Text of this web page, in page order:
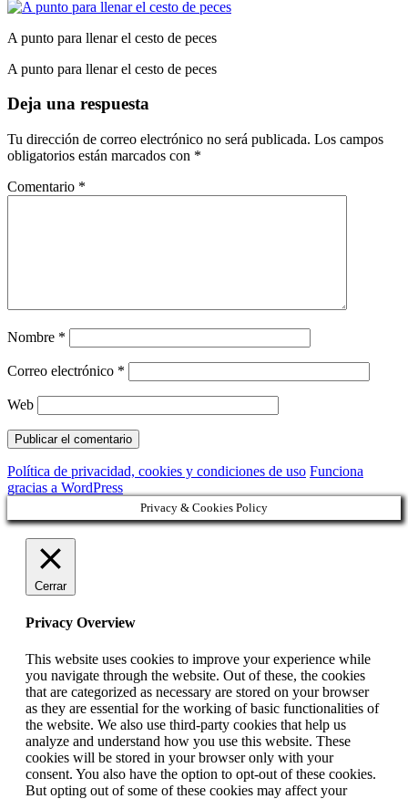
A punto para llenar el cesto de peces
A punto para llenar el cesto de peces
Deja una respuesta
Tu dirección de correo electrónico no será publicada. Los campos
obligatorios están marcados con *
Comentario *
Nombre *
Correo electrónico *
Web
Política de privacidad, cookies y condiciones de uso Funciona
gracias a WordPress
Privacy & Cookies Policy
Cerrar
Privacy Overview
This website uses cookies to improve your experience while
you navigate through the website. Out of these, the cookies
that are categorized as necessary are stored on your browser
as they are essential for the working of basic functionalities of
the website. We also use third-party cookies that help us
analyze and understand how you use this website. These
cookies will be stored in your browser only with your
consent. You also have the option to opt-out of these cookies.
But opting out of some of these cookies may affect your